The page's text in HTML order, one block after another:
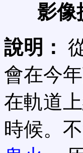
影像
說明：
會在今
在軌道
時候。